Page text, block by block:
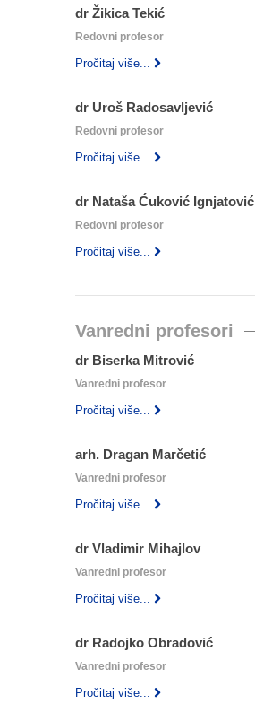
dr Žikica Tekić
Redovni profesor
Pročitaj više...
dr Uroš Radosavljević
Redovni profesor
Pročitaj više...
dr Nataša Ćuković Ignjatović
Redovni profesor
Pročitaj više...
Vanredni profesori
dr Biserka Mitrović
Vanredni profesor
Pročitaj više...
arh. Dragan Marčetić
Vanredni profesor
Pročitaj više...
dr Vladimir Mihajlov
Vanredni profesor
Pročitaj više...
dr Radojko Obradović
Vanredni profesor
Pročitaj više...